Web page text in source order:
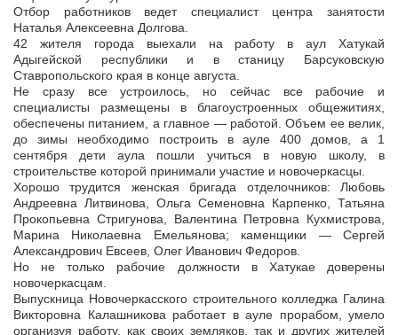
Отбор работников ведет специалист центра занятости
Наталья Алексеевна Долгова.
42 жителя города выехали на работу в аул Хатукай
Адыгейской республики и в станицу Барсуковскую
Ставропольского края в конце августа.
Не сразу все устроилось, но сейчас все рабочие и
специалисты размещены в благоустроенных общежитиях,
обеспечены питанием, а главное — работой. Объем ее велик,
до зимы необходимо построить в ауле 400 домов, а 1
сентября дети аула пошли учиться в новую школу, в
строительстве которой принимали участие и новочеркасцы.
Хорошо трудится женская бригада отделочников: Любовь
Андреевна Литвинова, Ольга Семеновна Карпенко, Татьяна
Прокопьевна Стригунова, Валентина Петровна Кухмистрова,
Марина Николаевна Емельянова; каменщики — Сергей
Александрович Евсеев, Олег Иванович Федоров.
Но не только рабочие должности в Хатукае доверены
новочеркасцам.
Выпускница Новочеркасского строительного колледжа Галина
Викторовна Калашникова работает в ауле прорабом, умело
организуя работу, как своих земляков, так и других жителей